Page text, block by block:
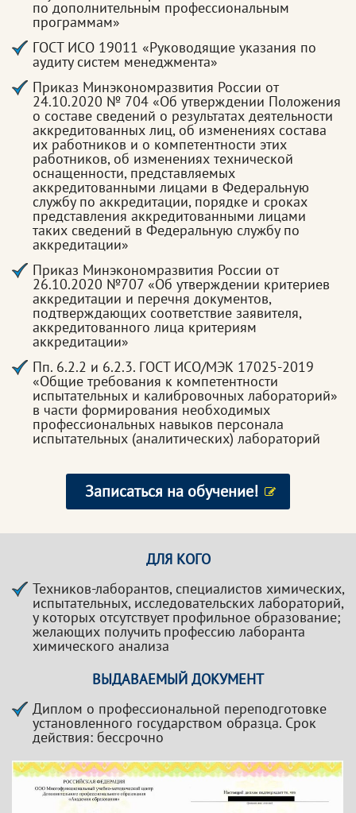
по дополнительным профессиональным
программам»
ГОСТ ИСО 19011 «Руководящие указания по
аудиту систем менеджмента»
Приказ Минэкономразвития России от
24.10.2020 № 704 «Об утверждении Положения
о составе сведений о результатах деятельности
аккредитованных лиц, об изменениях состава
их работников и о компетентности этих
работников, об изменениях технической
оснащенности, представляемых
аккредитованными лицами в Федеральную
службу по аккредитации, порядке и сроках
представления аккредитованными лицами
таких сведений в Федеральную службу по
аккредитации»
Приказ Минэкономразвития России от
26.10.2020 №707 «Об утверждении критериев
аккредитации и перечня документов,
подтверждающих соответствие заявителя,
аккредитованного лица критериям
аккредитации»
Пп. 6.2.2 и 6.2.3. ГОСТ ИСО/МЭК 17025-2019
«Общие требования к компетентности
испытательных и калибровочных лабораторий»
в части формирования необходимых
профессиональных навыков персонала
испытательных (аналитических) лабораторий
Записаться на обучение!
ДЛЯ КОГО
Техников-лаборантов, специалистов химических,
испытательных, исследовательских лабораторий,
у которых отсутствует профильное образование;
желающих получить профессию лаборанта
химического анализа
ВЫДАВАЕМЫЙ ДОКУМЕНТ
Диплом о профессиональной переподготовке
установленного государством образца. Срок
действия: бессрочно